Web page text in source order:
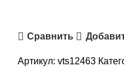
Сравнить
Артикул: vts12463